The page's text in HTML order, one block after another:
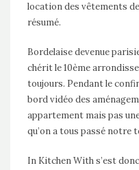
location des vêtements
résumé.
Bordelaise devenue
chérit le 10ème
toujours. Pendant le
bord vidéo des
appartement mais pas
qu’on a tous passé notre
In Kitchen With s’est